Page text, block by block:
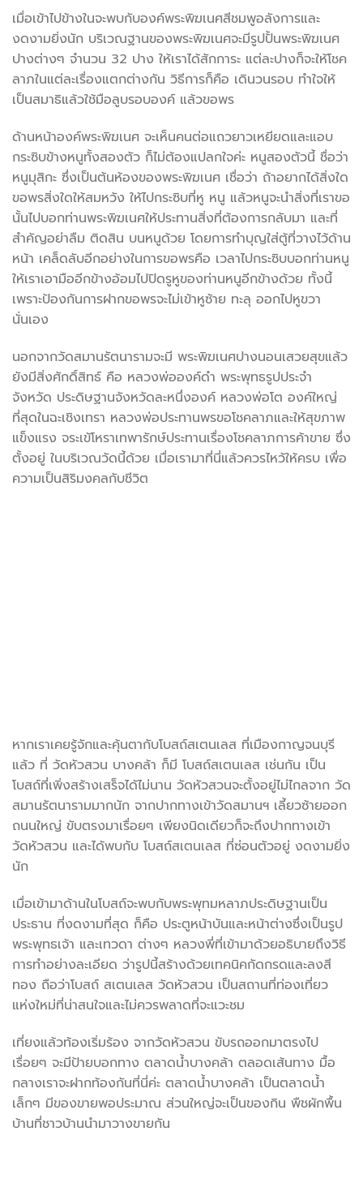
เมื่อเข้าไปข้างในจะพบกับองค์พระพิฆเนศสีชมพูอลังการและ
งดงามยิ่งนัก บริเวณฐานของพระพิฆเนศจะมีรูปปั้นพระพิฆเนศ
ปางต่างๆ จำนวน 32 ปาง ให้เราได้สักการะ แต่ละปางก็จะให้โชค
ลาภในแต่ละเรื่องแตกต่างกัน วิธีการก็คือ เดินวนรอบ ทำใจให้
เป็นสมาธิแล้วใช้มือลูบรอบองค์ แล้วขอพร
ด้านหน้าองค์พระพิฆเนศ จะเห็นคนต่อแถวยาวเหยียดและแอบ
กระซิบข้างหนูทั้งสองตัว ก็ไม่ต้องแปลกใจค่ะ หนูสองตัวนี้ ชื่อว่า
หนูมุสิกะ ซึ่งเป็นต้นห้องของพระพิฆเนศ เชื่อว่า ถ้าอยากได้สิ่งใด
ขอพรสิ่งใดให้สมหวัง ให้ไปกระซิบที่หู หนู แล้วหนูจะนำสิ่งที่เราขอ
นั้นไปบอกท่านพระพิฆเนศให้ประทานสิ่งที่ต้องการกลับมา และที่
สำคัญอย่าลืม ติดสิน บนหนูด้วย โดยการทำบุญใส่ตู้ที่วางไว้ด้าน
หน้า เคล็ดลับอีกอย่างในการขอพรคือ เวลาไปกระซิบบอกท่านหนู
ให้เราเอามืออีกข้างอ้อมไปปิดรูหูของท่านหนูอีกข้างด้วย ทั้งนี้
เพราะป้องกันการฝากขอพรจะไม่เข้าหูซ้าย ทะลุ ออกไปหูขวา
นั่นเอง
นอกจากวัดสมานรัตนารามจะมี พระพิฆเนศปางนอนเสวยสุขแล้ว
ยังมีสิ่งศักดิ์สิทธ์ คือ หลวงพ่อองค์ดำ พระพุทธรูปประจำ
จังหวัด ประดิษฐานจังหวัดละหนึ่งองค์ หลวงพ่อโต องค์ใหญ่
ที่สุดในฉะเชิงเทรา หลวงพ่อประทานพรขอโชคลาภและให้สุขภาพ
แข็งแรง จระเข้โหราเทพารักษ์ประทานเรื่องโชคลาภการค้าขาย ซึ่ง
ตั้งอยู่ ในบริเวณวัดนี้ด้วย เมื่อเรามาที่นี่แล้วควรไหว้ให้ครบ เพื่อ
ความเป็นสิริมงคลกับชีวิต
หากเราเคยรู้จักและคุ้นตากับโบสถ์สเตนเลส ที่เมืองกาญจนบุรี
แล้ว ที่ วัดหัวสวน บางคล้า ก็มี โบสถ์สเตนเลส เช่นกัน เป็น
โบสถ์ที่เพิ่งสร้างเสร็จได้ไม่นาน วัดหัวสวนจะตั้งอยู่ไม่ไกลจาก วัด
สมานรัตนารามมากนัก จากปากทางเข้าวัดสมานฯ เลี้ยวซ้ายออก
ถนนใหญ่ ขับตรงมาเรื่อยๆ เพียงนิดเดียวก็จะถึงปากทางเข้า
วัดหัวสวน และได้พบกับ โบสถ์สเตนเลส ที่ซ่อนตัวอยู่ งดงามยิ่ง
นัก
เมื่อเข้ามาด้านในโบสถ์จะพบกับพระพุทมหลาภประดิษฐานเป็น
ประธาน ที่งดงามที่สุด ก็คือ ประตูหน้าบันและหน้าต่างซึ่งเป็นรูป
พระพุทธเจ้า และเทวดา ต่างๆ หลวงพี่ที่เข้ามาด้วยอธิบายถึงวิธี
การทำอย่างละเอียด ว่ารูปนี้สร้างด้วยเทคนิคกัดกรดและลงสี
ทอง ถือว่าโบสถ์ สเตนเลส วัดหัวสวน เป็นสถานที่ท่องเที่ยว
แห่งใหม่ที่น่าสนใจและไม่ควรพลาดที่จะแวะชม
เที่ยงแล้วท้องเริ่มร้อง จากวัดหัวสวน ขับรถออกมาตรงไป
เรื่อยๆ จะมีป้ายบอกทาง ตลาดน้ำบางคล้า ตลอดเส้นทาง มื้อ
กลางเราจะฝากท้องกันที่นี่ค่ะ ตลาดน้ำบางคล้า เป็นตลาดน้ำ
เล็กๆ มีของขายพอประมาณ ส่วนใหญ่จะเป็นของกิน พืชผักพื้น
บ้านที่ชาวบ้านนำมาวางขายกัน